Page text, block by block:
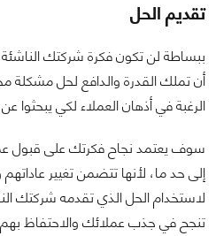
تقديم الحل
ببساطة لن تكون فكرة شركتك
أن تملك القدرة والدافع لحل مشكلة
الرغبة في أذهان العملاء لكي يبحثوا
سوف يعتمد نجاح فكرتك على قبول
إلى حد ما، لأنها تتضمن تغيير عاداتهم
لاستخدام الحل الذي تقدمه شركتك
تنجح في جذب عملائك والاحتفاظ بهم